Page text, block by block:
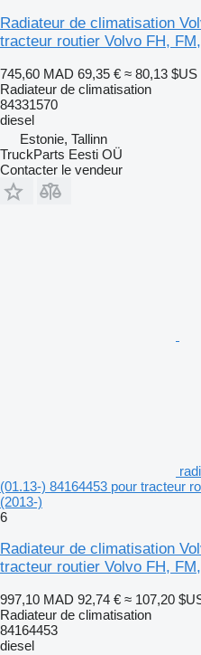
Radiateur de climatisation
tracteur routier Volvo FH,
745,60 MAD 69,35 € ≈ 80,13 $US
Radiateur de climatisation
84331570
diesel
Estonie, Tallinn
TruckParts Eesti OÜ
Contacter le vendeur
(01.13-) 84164453 pour tracteur
(2013-)
6
Radiateur de climatisation
tracteur routier Volvo FH,
997,10 MAD 92,74 € ≈ 107,20
Radiateur de climatisation
84164453
diesel